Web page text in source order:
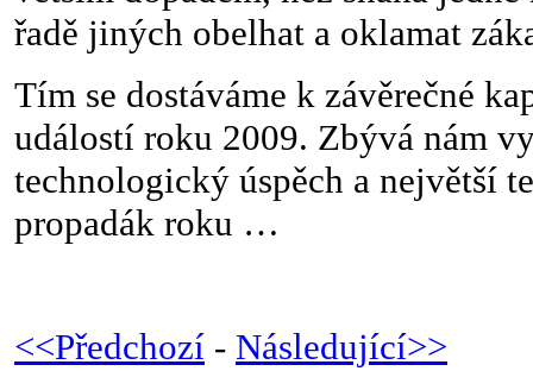
řadě jiných obelhat a oklamat
Tím se dostáváme k závěrečné
událostí roku 2009. Zbývá nám
technologický úspěch a největší
propadák roku …
<<Předchozí - Následující>>